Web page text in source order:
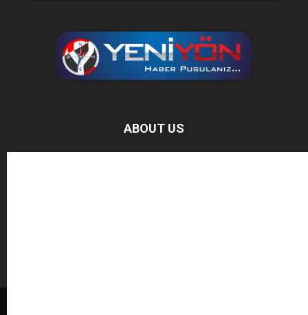
ABOUT US